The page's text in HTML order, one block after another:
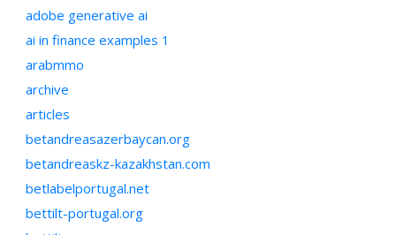
adobe generative ai
ai in finance examples 1
arabmmo
archive
articles
betandreasazerbaycan.org
betandreaskz-kazakhstan.com
betlabelportugal.net
bettilt-portugal.org